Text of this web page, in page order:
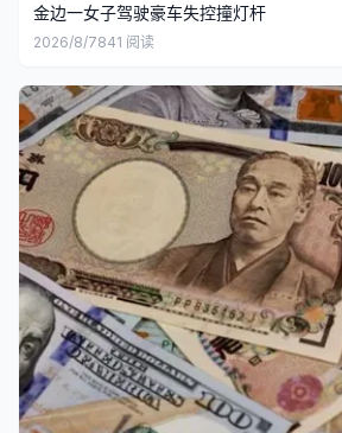
金边一女子驾驶豪车失控撞灯杆
2026/8/7841 阅读